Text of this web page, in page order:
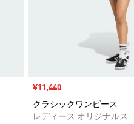
セール価格
¥11,440
クラシックワンピース
レディース オリジナルス